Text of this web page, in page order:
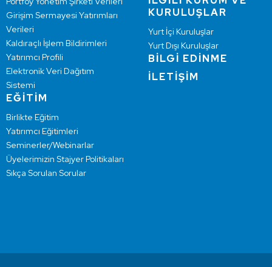
Girişim Sermayesi Yatırımları
Verileri
Kaldıraçlı İşlem Bildirimleri
Yatırımcı Profili
Elektronik Veri Dağıtım
Sistemi
EĞİTİM
Birlikte Eğitim
Yatırımcı Eğitimleri
Seminerler/Webinarlar
Üyelerimizin Stajyer Politikaları
Sıkça Sorulan Sorular
KURULUŞLAR
Yurt İçi Kuruluşlar
Yurt Dışı Kuruluşlar
BİLGİ EDİNME
İLETİŞİM